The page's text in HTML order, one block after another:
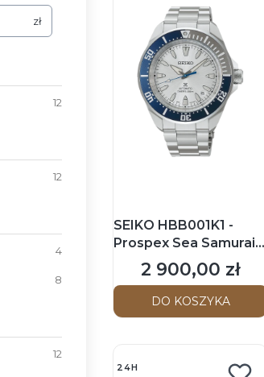
zł
12
12
4
8
12
SEIKO HBB001K1 -
Prospex Sea Samurai -
Męski - Zegarek
mechaniczny na
bransolecie - 145th
Anniversary Limited
Cena
2 900,00 zł
DO KOSZYKA
24H